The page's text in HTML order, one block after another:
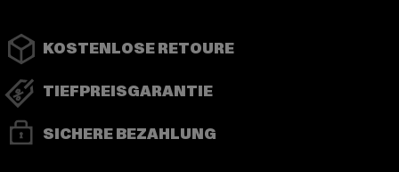
KOSTENLOSE RETOURE
TIEFPREISGARANTIE
SICHERE BEZAHLUNG